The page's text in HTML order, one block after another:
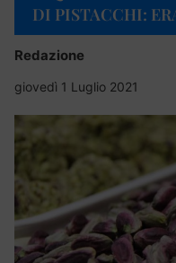
DI PISTACCHI:
Redazione
giovedì 1 Luglio 2021